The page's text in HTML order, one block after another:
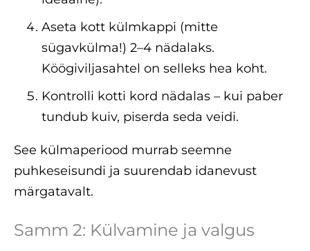
Aseta kott külmkappi (mitte
sügavkülma!) 2–4 nädalaks.
Köögiviljasahtel on selleks hea koht.
Kontrolli kotti kord nädalas – kui paber
tundub kuiv, piserda seda veidi.
See külmaperiood murrab seemne
puhkeseisundi ja suurendab idanevust
märgatavalt.
Samm 2: Külvamine ja valgus